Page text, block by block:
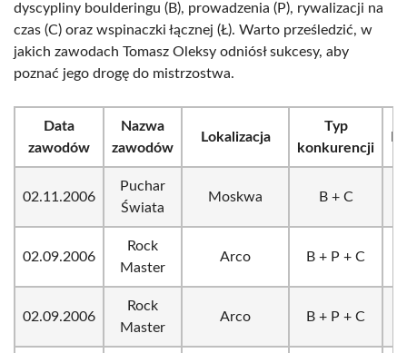
dyscypliny boulderingu (B), prowadzenia (P), rywalizacji na
czas (C) oraz wspinaczki łącznej (Ł). Warto prześledzić, w
jakich zawodach Tomasz Oleksy odniósł sukcesy, aby
poznać jego drogę do mistrzostwa.
Data
zawodów
Nazwa
zawodów
Lokalizacja
Typ
konkurencji
02.11.2006
Puchar
Świata
Moskwa B + C
02.09.2006
Rock
Master
Arco B + P + C
02.09.2006
Rock
Master
Arco B + P + C